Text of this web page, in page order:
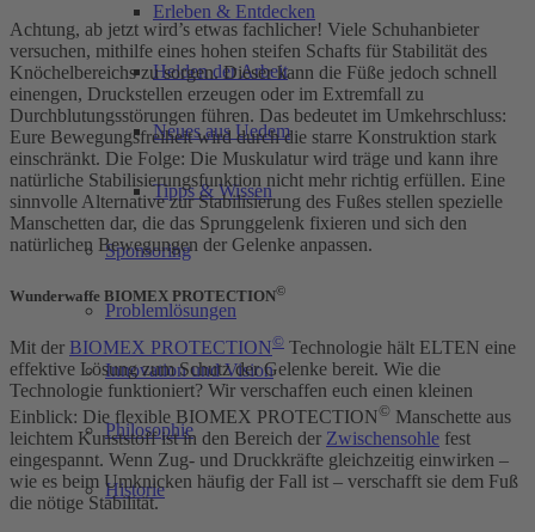
Erleben & Entdecken
Helden der Arbeit
Neues aus Uedem
Tipps & Wissen
Sponsoring
Problemlösungen
Innovation und Vision
Philosophie
Historie
Achtung, ab jetzt wird’s etwas fachlicher! Viele Schuhanbieter
versuchen, mithilfe eines hohen steifen Schafts für Stabilität des
Knöchelbereichs zu sorgen. Dieser kann die Füße jedoch schnell
einengen, Druckstellen erzeugen oder im Extremfall zu
Durchblutungsstörungen führen. Das bedeutet im Umkehrschluss:
Eure Bewegungsfreiheit wird durch die starre Konstruktion stark
einschränkt. Die Folge: Die Muskulatur wird träge und kann ihre
natürliche Stabilisierungsfunktion nicht mehr richtig erfüllen. Eine
sinnvolle Alternative zur Stabilisierung des Fußes stellen spezielle
Manschetten dar, die das Sprunggelenk fixieren und sich den
natürlichen Bewegungen der Gelenke anpassen.
Wunderwaffe BIOMEX PROTECTION©
Mit der BIOMEX PROTECTION© Technologie hält ELTEN eine
effektive Lösung zum Schutz der Gelenke bereit. Wie die
Technologie funktioniert? Wir verschaffen euch einen kleinen
Einblick: Die flexible BIOMEX PROTECTION© Manschette aus
leichtem Kunststoff ist in den Bereich der Zwischensohle fest
eingespannt. Wenn Zug- und Druckkräfte gleichzeitig einwirken –
wie es beim Umknicken häufig der Fall ist – verschafft sie dem Fuß
die nötige Stabilität.